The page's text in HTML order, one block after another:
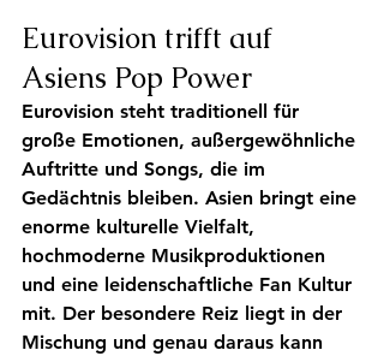
Eurovision trifft auf
Asiens Pop Power
Eurovision steht traditionell für
große Emotionen, außergewöhnliche
Auftritte und Songs, die im
Gedächtnis bleiben. Asien bringt eine
enorme kulturelle Vielfalt,
hochmoderne Musikproduktionen
und eine leidenschaftliche Fan Kultur
mit. Der besondere Reiz liegt in der
Mischung und genau daraus kann